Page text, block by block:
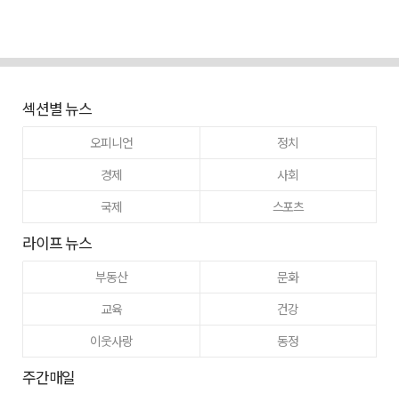
섹션별 뉴스
오피니언
정치
경제
사회
국제
스포츠
라이프 뉴스
부동산
문화
교육
건강
이웃사랑
동정
주간매일